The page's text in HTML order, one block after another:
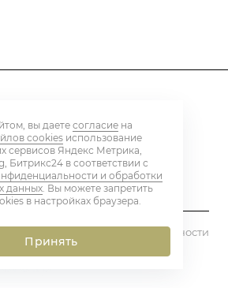
18
Политика конфиденциальности
вы даете согласие на
cookies использование
сервисов Яндекс Метрика,
Битрикс24 в соответствии с
и обработки
данных. Вы можете запретить
в настройках браузера.
Принять